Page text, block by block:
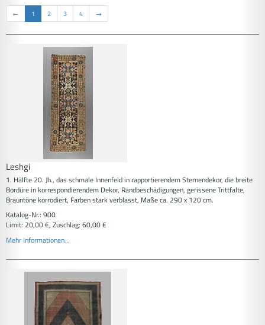
← 1 2 3 4 →
Leshgi
1. Hälfte 20. Jh., das schmale Innenfeld in rapportierendem Sternendekor, die breite
Bordüre in korrespondierendem Dekor, Randbeschädigungen, gerissene Trittfalte,
Brauntöne korrodiert, Farben stark verblasst, Maße ca. 290 x 120 cm.
Katalog-Nr.: 900
Limit: 20,00 €, Zuschlag: 60,00 €
Mehr Informationen...